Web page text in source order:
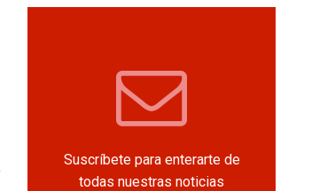
Suscríbete para enterarte de
todas nuestras noticias